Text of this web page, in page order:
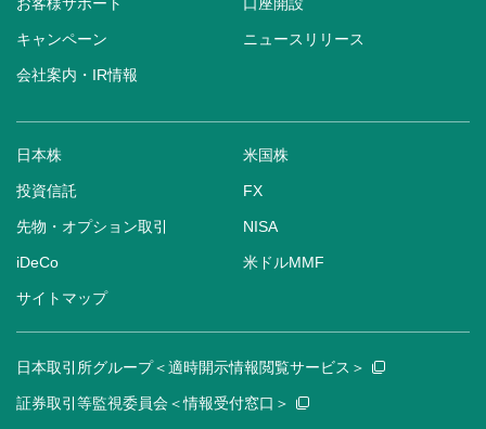
お客様サポート 口座開設
キャンペーン ニュースリリース
会社案内・IR情報
日本株 米国株
投資信託 FX
先物・オプション取引 NISA
iDeCo 米ドルMMF
サイトマップ
日本取引所グループ＜適時開示情報閲覧サービス＞
証券取引等監視委員会＜情報受付窓口＞